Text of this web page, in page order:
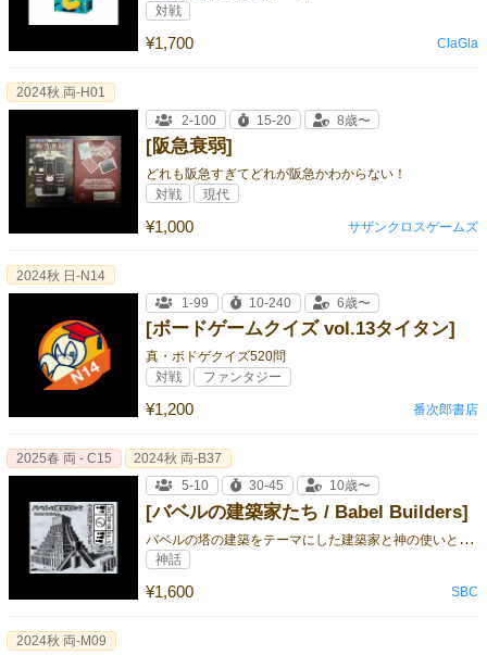
¥1,700
対戦
ClaGla
[阪急衰弱]
どれも阪急すぎてどれが阪急かわからない！
¥1,000
2024秋 両-H01
2-100
15-20 8歳〜
対戦 現代
サザンクロスゲームズ
[ボードゲームクイズ vol.13タイタン]
真・ボドゲクイズ520問
¥1,200
2024秋 日-N14
1-99
10-240 6歳〜
対戦 ファンタジー
番次郎書店
[バベルの建築家たち / Babel Builders]
バ
ベルの塔の建築をテーマにした建築家と神の使いとの間の戦略と心理戦が鍵を握る正体隠匿系のボードゲームです。
¥1,600
2025春 両 - C15
2024秋 両-B37
5-10
30-45 10歳〜
神話
SBC
2024秋 両-M09